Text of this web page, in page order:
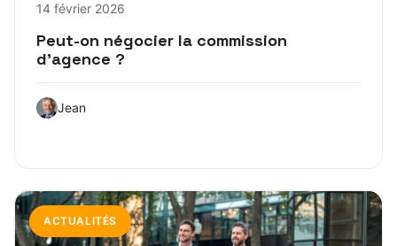
14 février 2026
Peut-on négocier la commission
d’agence ?
Jean
ACTUALITÉS